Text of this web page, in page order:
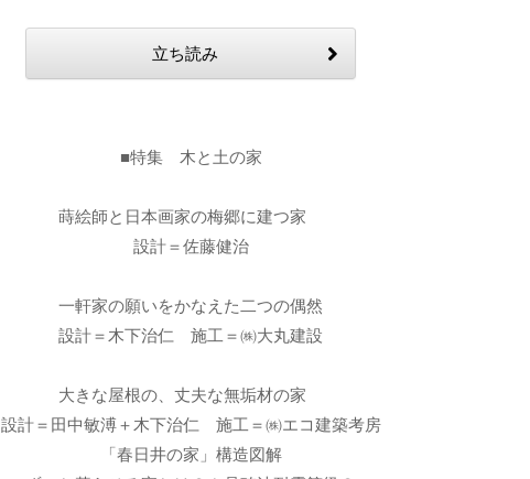
立ち読み
■特集 木と土の家
蒔絵師と日本画家の梅郷に建つ家
設計＝佐藤健治
一軒家の願いをかなえた二つの偶然
設計＝木下治仁 施工＝㈱大丸建設
大きな屋根の、丈夫な無垢材の家
設計＝田中敏溥＋木下治仁 施工＝㈱エコ建築考房
「春日井の家」構造図解